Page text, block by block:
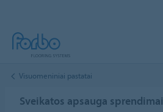
Visuomeniniai pastatai
Sveikatos apsauga sprendimai